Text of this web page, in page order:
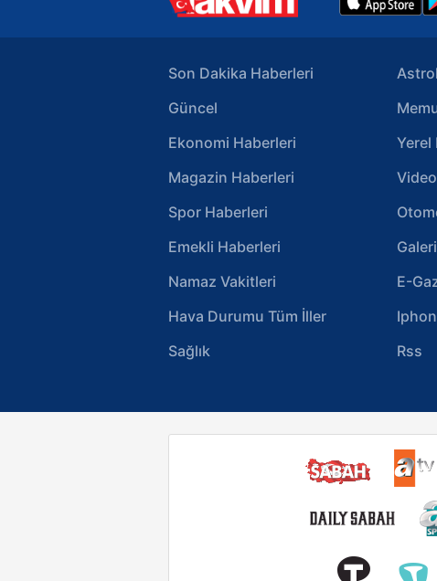
Son Dakika Haberleri
Güncel
Ekonomi Haberleri
Magazin Haberleri
Spor Haberleri
Emekli Haberleri
Namaz Vakitleri
Hava Durumu Tüm İller
Sağlık
Yerel
Video
Galeri
E-
Rss